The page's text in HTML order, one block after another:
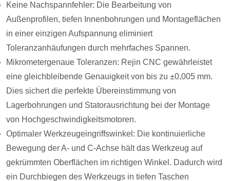
Keine Nachspannfehler: Die Bearbeitung von
Außenprofilen, tiefen Innenbohrungen und Montageflächen
in einer einzigen Aufspannung eliminiert
Toleranzanhäufungen durch mehrfaches Spannen.
Mikrometergenaue Toleranzen: Rejin CNC gewährleistet
eine gleichbleibende Genauigkeit von bis zu ±0,005 mm.
Dies sichert die perfekte Übereinstimmung von
Lagerbohrungen und Statorausrichtung bei der Montage
von Hochgeschwindigkeitsmotoren.
Optimaler Werkzeugeingriffswinkel: Die kontinuierliche
Bewegung der A- und C-Achse hält das Werkzeug auf
gekrümmten Oberflächen im richtigen Winkel. Dadurch wird
ein Durchbiegen des Werkzeugs in tiefen Taschen